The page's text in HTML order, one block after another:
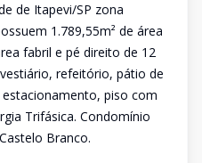
de Itapevi/SP zona
1.789,55m² de área
fabril e pé direito de 12
refeitório, pátio de
piso com
Trifásica. Condomínio
Branco.